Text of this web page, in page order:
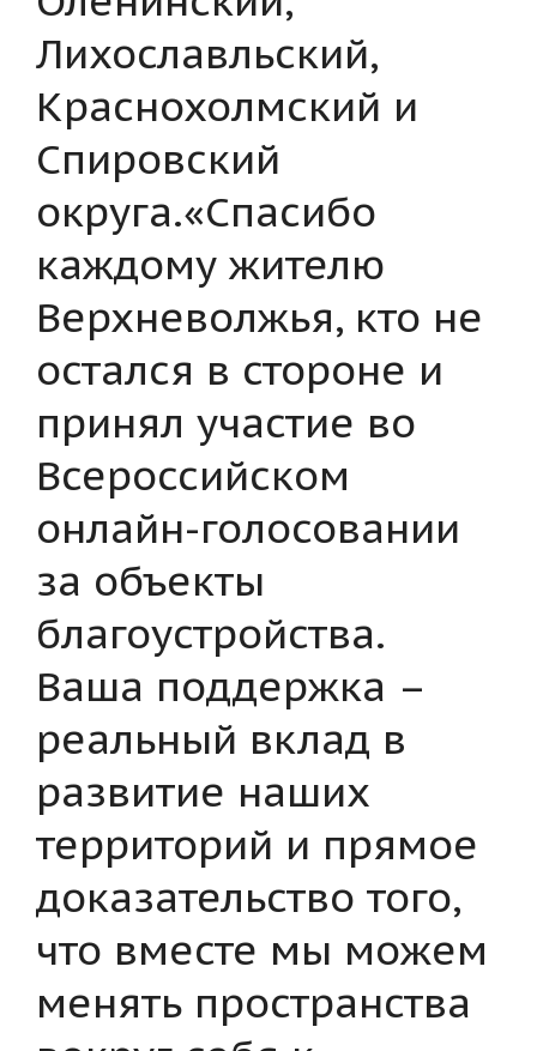
Лихославльский,
Краснохолмский и
Спировский
округа.«Спасибо
каждому жителю
Верхневолжья, кто не
остался в стороне и
принял участие во
Всероссийском
онлайн-голосовании
за объекты
благоустройства.
Ваша поддержка –
реальный вклад в
развитие наших
территорий и прямое
доказательство того,
что вместе мы можем
менять пространства